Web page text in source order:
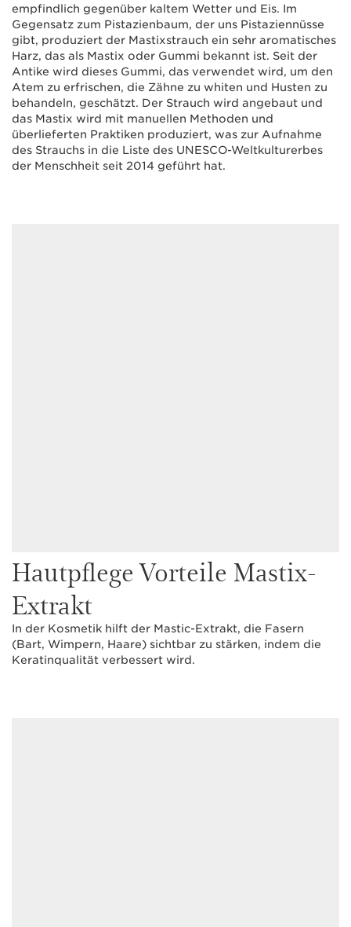
empfindlich gegenüber kaltem Wetter und Eis. Im
Gegensatz zum Pistazienbaum, der uns Pistaziennüsse
gibt, produziert der Mastixstrauch ein sehr aromatisches
Harz, das als Mastix oder Gummi bekannt ist. Seit der
Antike wird dieses Gummi, das verwendet wird, um den
Atem zu erfrischen, die Zähne zu whiten und Husten zu
behandeln, geschätzt. Der Strauch wird angebaut und
das Mastix wird mit manuellen Methoden und
überlieferten Praktiken produziert, was zur Aufnahme
des Strauchs in die Liste des UNESCO-Weltkulturerbes
der Menschheit seit 2014 geführt hat.
Hautpflege Vorteile Mastix-
Extrakt
In der Kosmetik hilft der Mastic-Extrakt, die Fasern
(Bart, Wimpern, Haare) sichtbar zu stärken, indem die
Keratinqualität verbessert wird.